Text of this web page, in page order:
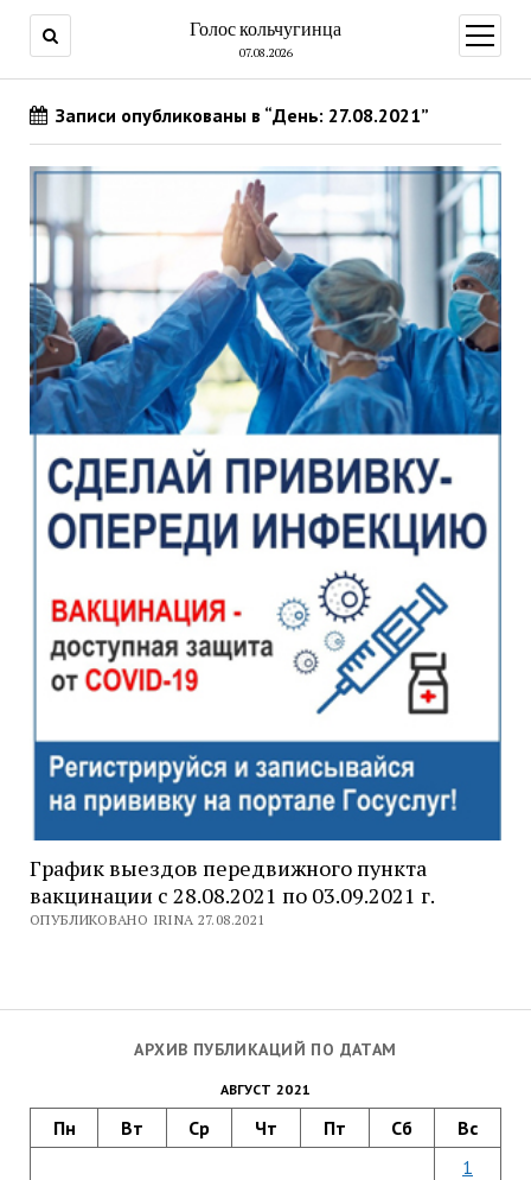
Голос кольчугинца
07.08.2026
меню
АРХИВ ПУБЛИКАЦИЙ ПО ДАТАМ
АВГУСТ 2021
Пн Вт Ср Чт Пт Сб Вс
1
Записи опубликованы в “День: 27.08.2021”
График выездов передвижного пункта
вакцинации с 28.08.2021 по 03.09.2021 г.
ОПУБЛИКОВАНО IRINA 27.08.2021